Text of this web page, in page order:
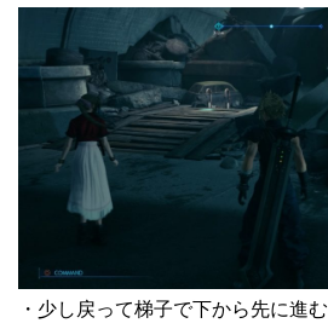
・少し戻って梯子で下から先に進む